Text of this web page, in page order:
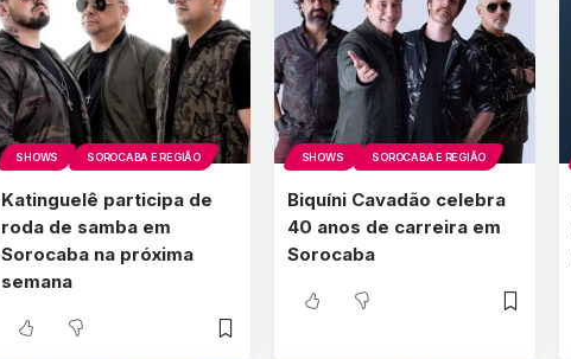
SHOWS SOROCABA E REGIÃO
Katinguelê participa de
roda de samba em
Sorocaba na próxima
semana
SHOWS SOROCABA E REGIÃO
Biquíni Cavadão celebra
40 anos de carreira em
Sorocaba